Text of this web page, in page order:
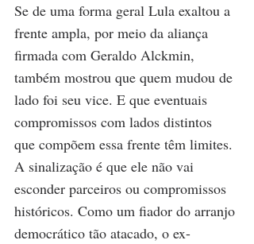
Se de uma forma geral Lula exaltou a
frente ampla, por meio da aliança
firmada com Geraldo Alckmin,
também mostrou que quem mudou de
lado foi seu vice. E que eventuais
compromissos com lados distintos
que compõem essa frente têm limites.
A sinalização é que ele não vai
esconder parceiros ou compromissos
históricos. Como um fiador do arranjo
democrático tão atacado, o ex-